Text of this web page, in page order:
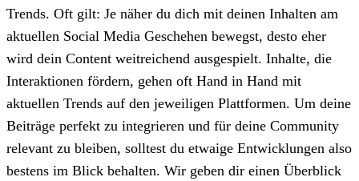
Trends. Oft gilt: Je näher du dich mit deinen Inhalten am
aktuellen Social Media Geschehen bewegst, desto eher
wird dein Content weitreichend ausgespielt. Inhalte, die
Interaktionen fördern, gehen oft Hand in Hand mit
aktuellen Trends auf den jeweiligen Plattformen. Um deine
Beiträge perfekt zu integrieren und für deine Community
relevant zu bleiben, solltest du etwaige Entwicklungen also
bestens im Blick behalten. Wir geben dir einen Überblick